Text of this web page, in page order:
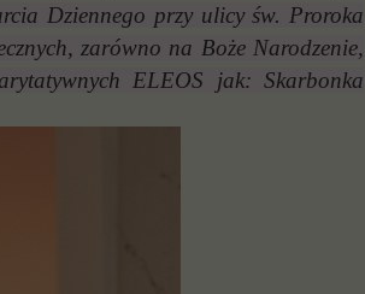
Dziennego przy ulicy św. Proroka
zarówno na Boże Narodzenie,
ELEOS jak: Skarbonka